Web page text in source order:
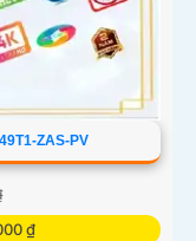
ZAS-PV
₫